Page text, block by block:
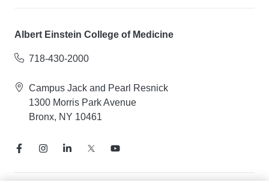
Albert Einstein College of Medicine
718-430-2000
Campus Jack and Pearl Resnick
1300 Morris Park Avenue
Bronx, NY 10461